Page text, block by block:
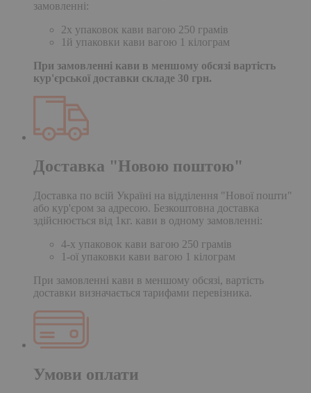
замовленні:
2х упаковок кави вагою 250 грамів
1й упаковки кави вагою 1 кілограм
При замовленні кави в меншому обсязі вартість
кур'єрської доставки складе 30 грн.
Доставка "Новою поштою"
Доставка по всій Україні на відділення "Нової пошти"
або кур'єром за адресою. Безкоштовна доставка
здійснюється від 1кг. кави в одному замовленні:
4-х упаковок кави вагою 250 грамів
1-ої упаковки кави вагою 1 кілограм
При замовленні кави в меншому обсязі, вартість
доставки визначається тарифами перевізника.
Умови оплати